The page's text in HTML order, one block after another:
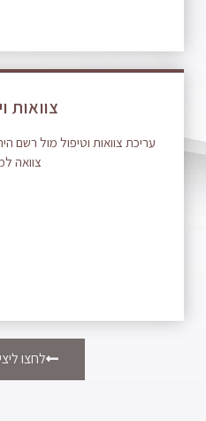
צוואות
עריכת צוואות וטיפול מול רשם
צוואה
לחצו